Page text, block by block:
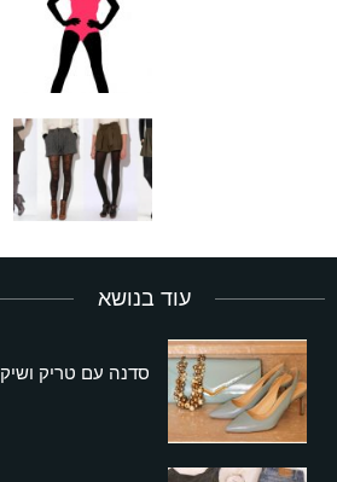
עוד בנושא
סדנה עם טריק ושיק